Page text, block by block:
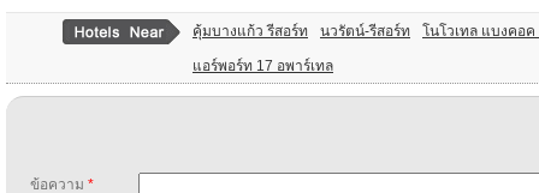
คุ้มบางแก้ว รีสอร์ท นวรัตน์-รีสอร์ท โนโวเทล แบงคอ
แอร์พอร์ท 17 อพาร์เทล
ข้อความ *